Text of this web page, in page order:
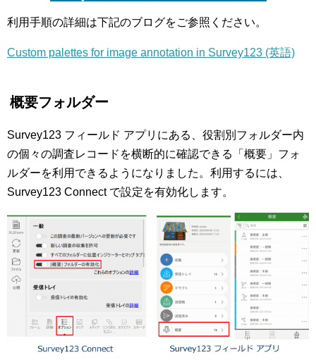
利用手順の詳細は下記のブログをご参照ください。
Custom palettes for image annotation in Survey123 (英語)
概要フォルダー
Survey123 フィールド アプリにある、役割別フォルダー内
の個々の調査レコードを横断的に確認できる「概要」フォ
ルダーを利用できるようになりました。利用するには、
Survey123 Connect で設定を有効化します。